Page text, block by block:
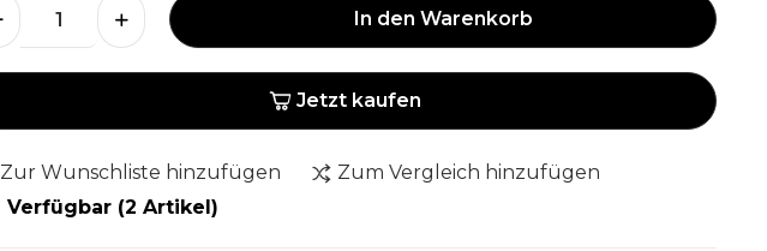
In den Warenkorb
Jetzt kaufen
Zur Wunschliste hinzufügen Zum Vergleich hinzufügen
Verfügbar (2 Artikel)